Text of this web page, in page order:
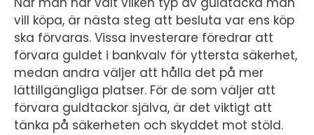
vill köpa, är nästa steg att besluta var ens köp
ska förvaras. Vissa investerare föredrar att
förvara guldet i bankvalv för yttersta säkerhet,
medan andra väljer att hålla det på mer
lättillgängliga platser. För de som väljer att
förvara guldtackor själva, är det viktigt att
tänka på säkerheten och skyddet mot stöld.